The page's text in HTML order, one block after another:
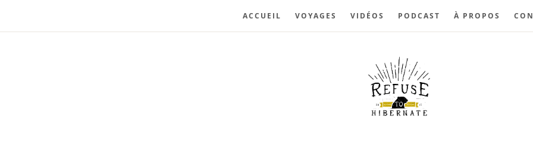
ACCUEIL VOYAGES VIDÉOS PODCAST À PROPOS